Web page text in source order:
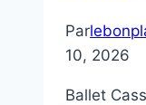
Par
10, 2026
Ballet